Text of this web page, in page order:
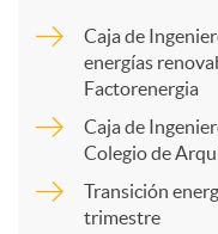
Caja de
energías
Factorenergia
Caja de
Colegio de
Transición
trimestre